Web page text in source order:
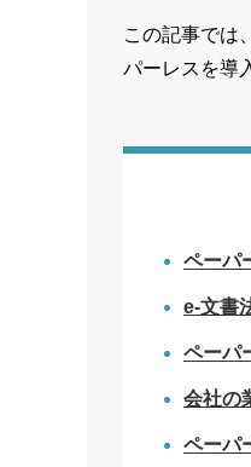
この記事では
パーレスを導
ペーパ
e-文書
ペーパ
会社の
ペーパ